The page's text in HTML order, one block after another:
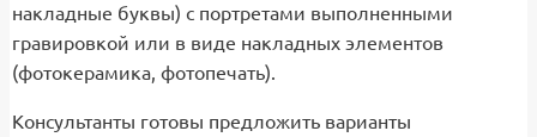
накладные буквы) с портретами выполненными
гравировкой или в виде накладных элементов
(фотокерамика, фотопечать).
Консультанты готовы предложить варианты